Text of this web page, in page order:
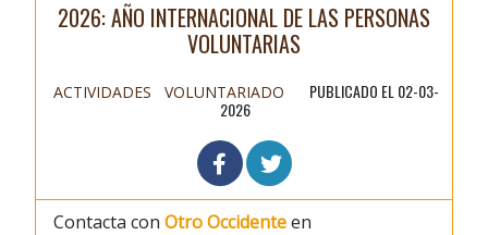
2026: AÑO INTERNACIONAL DE LAS PERSONAS
VOLUNTARIAS
ACTIVIDADES VOLUNTARIADO
PUBLICADO EL 02-03-
2026
Contacta con Otro Occidenteen